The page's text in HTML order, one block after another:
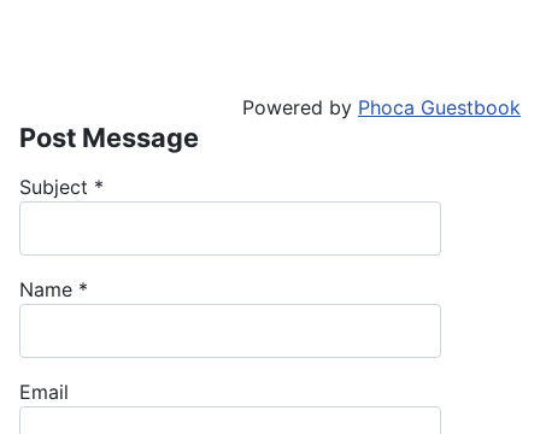
Powered by Phoca Guestbook
Post Message
Subject *
Name *
Email